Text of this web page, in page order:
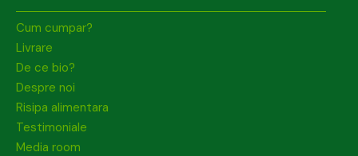
Cum cumpar?
Livrare
De ce bio?
Despre noi
Risipa alimentara
Testimoniale
Media room